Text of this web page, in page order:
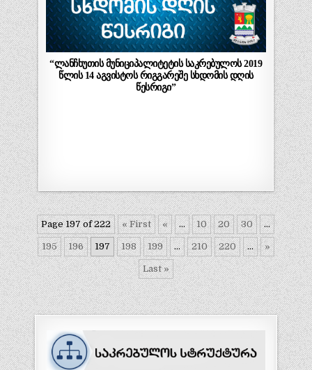
“ლანჩხუთის მუნიციპალიტეტის საკრებულოს 2019
წლის 14 აგვისტოს რიგგარეშე სხდომის დღის
წესრიგი”
Page 197 of 222 « First « ... 10 20 30 ...
195 196 197 198 199 ... 210 220 ... »
Last »